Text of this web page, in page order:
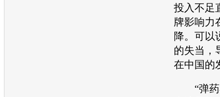
投入不足
牌影响力
降。可以
的失当，
在中国的
“弹药